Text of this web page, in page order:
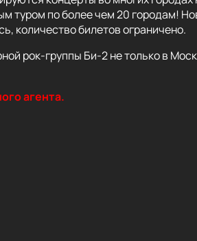
туром по более чем 20 городам!
количество билетов ограничено.
рок-группы Би-2 не только в
агента.